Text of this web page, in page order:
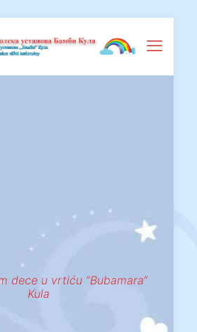
dece u vrtiću “Bubamara“
Kula